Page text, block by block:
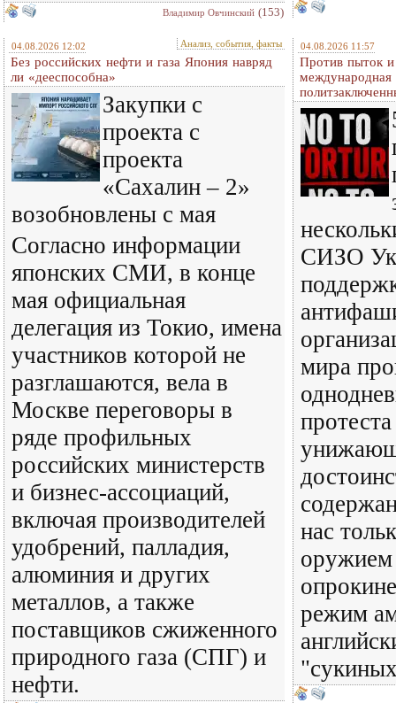
Владимир Овчинский (153)
04.08.2026 12:02 Анализ, события, факты
Без российских нефти и газа Япония навряд
ли «дееспособна»
Закупки с
проекта с
проекта
«Сахалин – 2»
возобновлены с мая
Согласно информации
японских СМИ, в конце
мая официальная
делегация из Токио, имена
участников которой не
разглашаются, вела в
Москве переговоры в
ряде профильных
российских министерств
и бизнес-ассоциаций,
включая производителей
удобрений, палладия,
алюминия и других
металлов, а также
поставщиков сжиженного
природного газа (СПГ) и
нефти.
04.08.2026 11:57
Против пыток и
международная
СИЗО
мира
нас
оружием
режим